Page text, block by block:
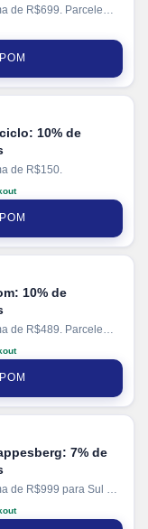
de R$699. Parcele
juros.
10% de
de R$150.
10% de
de R$489. Parcele
no cartão. Ganhe
via PIX.
7% de
de R$999 para Sul e
até 12x sem juros no
em pagamentos